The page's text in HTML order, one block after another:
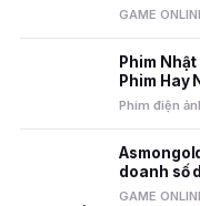
GAME
Phim
Phim Hay
Phim điện
doanh số
GAME